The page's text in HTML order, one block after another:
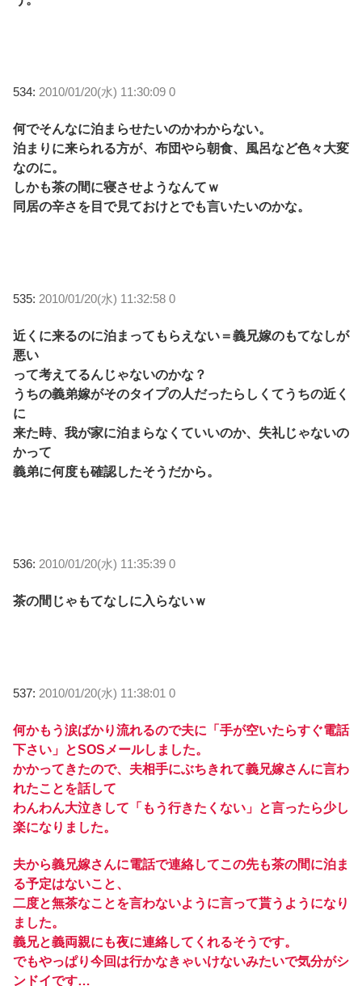
534: 2010/01/20(水) 11:30:09 0
何でそんなに泊まらせたいのかわからない。
泊まりに来られる方が、布団やら朝食、風呂など色々大変
なのに。
しかも茶の間に寝させようなんてｗ
同居の辛さを目で見ておけとでも言いたいのかな。
535: 2010/01/20(水) 11:32:58 0
近くに来るのに泊まってもらえない＝義兄嫁のもてなしが
悪い
って考えてるんじゃないのかな？
うちの義弟嫁がそのタイプの人だったらしくてうちの近く
に
来た時、我が家に泊まらなくていいのか、失礼じゃないの
かって
義弟に何度も確認したそうだから。
536: 2010/01/20(水) 11:35:39 0
茶の間じゃもてなしに入らないｗ
537: 2010/01/20(水) 11:38:01 0
何かもう涙ばかり流れるので夫に「手が空いたらすぐ電話
下さい」とSOSメールしました。
かかってきたので、夫相手にぶちきれて義兄嫁さんに言わ
れたことを話して
わんわん大泣きして「もう行きたくない」と言ったら少し
楽になりました。
夫から義兄嫁さんに電話で連絡してこの先も茶の間に泊ま
る予定はないこと、
二度と無茶なことを言わないように言って貰うようになり
ました。
義兄と義両親にも夜に連絡してくれるそうです。
でもやっぱり今回は行かなきゃいけないみたいで気分がシ
ンドイです…